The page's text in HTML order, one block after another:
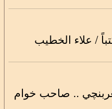
/ علاء الخطيب
.. صاحب خوام